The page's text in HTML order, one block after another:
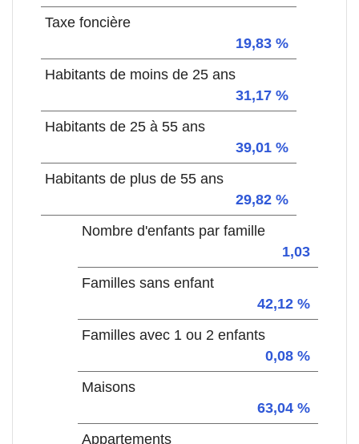
Taxe foncière
19,83 %
Habitants de moins de 25 ans
31,17 %
Habitants de 25 à 55 ans
39,01 %
Habitants de plus de 55 ans
29,82 %
Nombre d'enfants par famille
1,03
Familles sans enfant
42,12 %
Familles avec 1 ou 2 enfants
0,08 %
Maisons
63,04 %
Appartements